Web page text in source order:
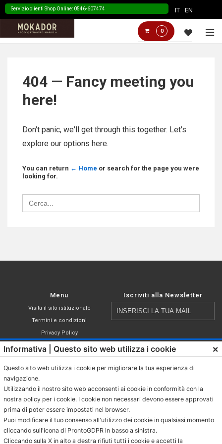
Skip
Servizio clienti Shop Online: 0546-607474 IT EN
Menù
Principale
0
404 — Fancy meeting you
here!
Don't panic, we'll get through this together. Let's
explore our options here.
You can return ← Home or search for the page you were
looking for.
Search
for:
Menu
Visita il sito istituzionale
Termini e condizioni
Privacy Policy
Cookie Policy
Capsule compatibili Nespresso®
Caffè in cialde ESE
Caffè Macinato
Caffè in grani
Bevande in bustina
Iscriviti alla Newsletter
Dichiaro di aver letto, compreso ed
Informativa | Questo sito web utilizza i cookie ×
Questo sito web utilizza i cookie per migliorare la tua esperienza di
navigazione.
Utilizzando il nostro sito web acconsenti ai cookie in conformità con la
nostra policy per i cookie. I cookie non necessari devono essere approvati
prima di poter essere impostati nel browser.
Puoi modificare il tuo consenso all'utilizzo dei cookie in qualsiasi momento
cliccando sull'icona di ProntoGDPR in basso a sinistra.
Cliccando sulla X in alto a destra rifiuti tutti i cookie e accetti la